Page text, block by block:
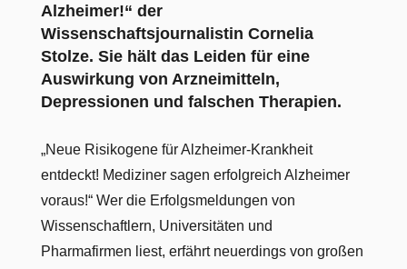
Alzheimer!“ der
Wissenschaftsjournalistin Cornelia
Stolze. Sie hält das Leiden für eine
Auswirkung von Arzneimitteln,
Depressionen und falschen Therapien.
„Neue Risikogene für Alzheimer-Krankheit
entdeckt! Mediziner sagen erfolgreich Alzheimer
voraus!“ Wer die Erfolgsmeldungen von
Wissenschaftlern, Universitäten und
Pharmafirmen liest, erfährt neuerdings von großen